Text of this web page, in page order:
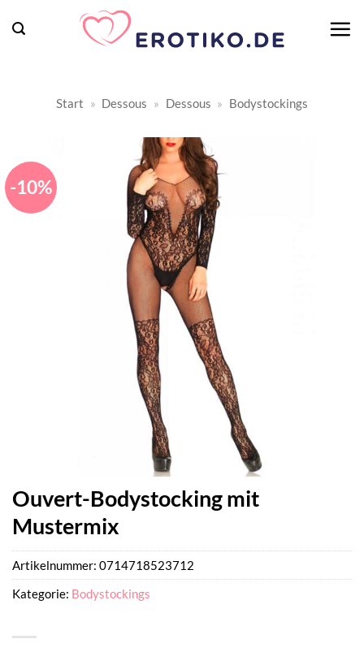
Inhalt
Start » Dessous » Dessous » Bodystockings
-10%
Ouvert-Bodystocking mit
Mustermix
Artikelnummer: 0714718523712
Kategorie: Bodystockings